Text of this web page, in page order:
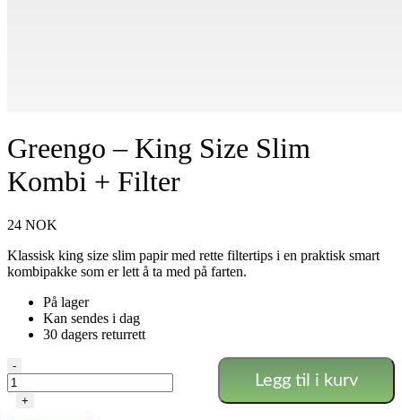
Greengo – King Size Slim
Kombi + Filter
24 NOK
Klassisk king size slim papir med rette filtertips i en praktisk smart
kombipakke som er lett å ta med på farten.
På lager
Kan sendes i dag
30 dagers returrett
Greengo
King
-
+
Legg til i kurv